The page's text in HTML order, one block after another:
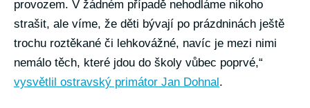
provozem. V žádném případě nehodláme nikoho
strašit, ale víme, že děti bývají po prázdninách ještě
trochu roztěkané či lehkovážné, navíc je mezi nimi
nemálo těch, které jdou do školy vůbec poprvé,“
vysvětlil ostravský primátor Jan Dohnal.